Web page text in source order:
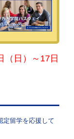
日）～17日
定留学を応援して